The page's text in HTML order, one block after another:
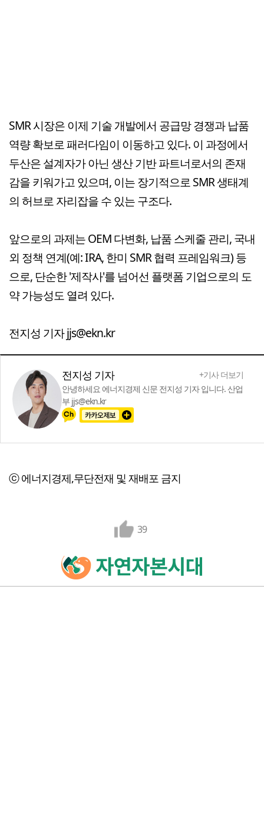
SMR 시장은 이제 기술 개발에서 공급망 경쟁과 납품
역량 확보로 패러다임이 이동하고 있다. 이 과정에서
두산은 설계자가 아닌 생산 기반 파트너로서의 존재
감을 키워가고 있으며, 이는 장기적으로 SMR 생태계
의 허브로 자리잡을 수 있는 구조다.
앞으로의 과제는 OEM 다변화, 납품 스케줄 관리, 국내
외 정책 연계(예: IRA, 한미 SMR 협력 프레임워크) 등
으로, 단순한 '제작사'를 넘어선 플랫폼 기업으로의 도
약 가능성도 열려 있다.
전지성 기자 jjs@ekn.kr
전지성 기자
+기사 더보기
안녕하세요 에너지경제 신문 전지성 기자 입니다. 산업
부 jjs@ekn.kr
ⓒ 에너지경제,무단전재 및 재배포 금지
39